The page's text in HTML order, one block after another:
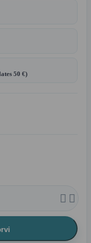
50 €)
 